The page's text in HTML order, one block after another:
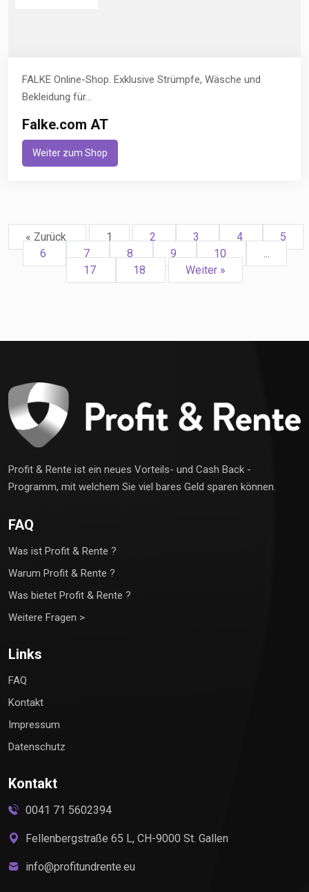
FALKE Online-Shop. Exklusive Strümpfe, Wäsche und
Bekleidung für...
Falke.com AT
Weiter zum Shop
« Zurück 1 2 3 4
5
6
7 8 9 10
...
17
18 Weiter »
Profit & Rente ist ein neues Vorteils- und Cash Back -
Programm, mit welchem Sie viel bares Geld sparen können.
FAQ
Was ist Profit & Rente ?
Warum Profit & Rente ?
Was bietet Profit & Rente ?
Weitere Fragen >
Links
FAQ
Kontakt
Impressum
Datenschutz
Kontakt
0041 71 5602394
Fellenbergstraße 65 L, CH-9000 St. Gallen
info@profitundrente.eu